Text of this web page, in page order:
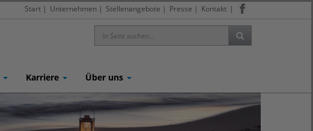
|
Start | Unternehmen | Stellenangebote | Presse | Kontakt
Karriere Über uns